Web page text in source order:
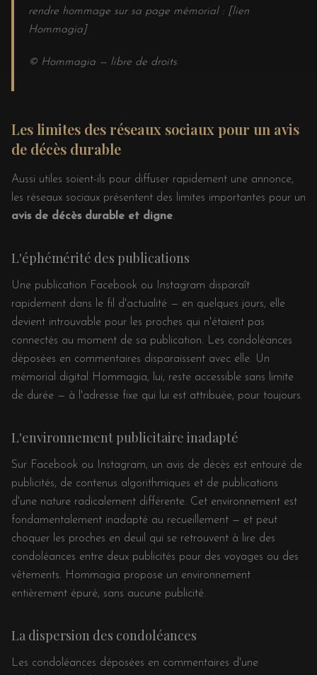
rendre hommage sur sa page mémorial : [lien
Hommagia]
© Hommagia — libre de droits
Les limites des réseaux sociaux pour un avis
de décès durable
Aussi utiles soient-ils pour diffuser rapidement une annonce,
les réseaux sociaux présentent des limites importantes pour un
avis de décès durable et digne.
L'éphémérité des publications
Une publication Facebook ou Instagram disparaît
rapidement dans le fil d'actualité — en quelques jours, elle
devient introuvable pour les proches qui n'étaient pas
connectés au moment de sa publication. Les condoléances
déposées en commentaires disparaissent avec elle. Un
mémorial digital Hommagia, lui, reste accessible sans limite
de durée — à l'adresse fixe qui lui est attribuée, pour toujours.
L'environnement publicitaire inadapté
Sur Facebook ou Instagram, un avis de décès est entouré de
publicités, de contenus algorithmiques et de publications
d'une nature radicalement différente. Cet environnement est
fondamentalement inadapté au recueillement — et peut
choquer les proches en deuil qui se retrouvent à lire des
condoléances entre deux publicités pour des voyages ou des
vêtements. Hommagia propose un environnement
entièrement épuré, sans aucune publicité.
La dispersion des condoléances
Les condoléances déposées en commentaires d'une